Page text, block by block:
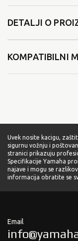
DETALJI O
KOMPATIBILNI
Uvek nosite kacigu,
sigurnu vožnju i
stranici prikazuju
Specifikacije Yamaha
najave i mogu se
informacija obratite se
Email